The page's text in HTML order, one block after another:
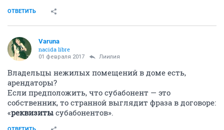
ОТВЕТИТЬ
Varuna
nacida libre
01 февраля 2017 Лиилия
Владельцы нежилых помещений в доме есть,
арендаторы?
Если предположить, что субабонент — это
собственник, то странной выглядит фраза в договоре:
«реквизиты субабонентов».